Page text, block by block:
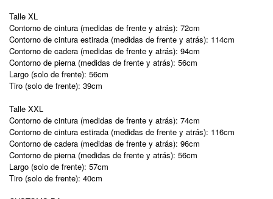
Talle XL
Contorno de cintura (medidas de frente y atrás): 72cm
Contorno de cintura estirada (medidas de frente y atrás): 114cm
Contorno de cadera (medidas de frente y atrás): 94cm
Contorno de pierna (medidas de frente y atrás): 56cm
Largo (solo de frente): 56cm
Tiro (solo de frente): 39cm
Talle XXL
Contorno de cintura (medidas de frente y atrás): 74cm
Contorno de cintura estirada (medidas de frente y atrás): 116cm
Contorno de cadera (medidas de frente y atrás): 96cm
Contorno de pierna (medidas de frente y atrás): 56cm
Largo (solo de frente): 57cm
Tiro (solo de frente): 40cm